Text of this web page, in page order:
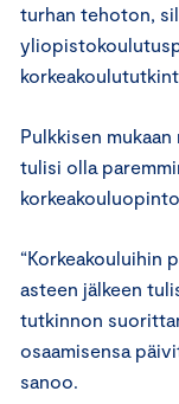
turhan tehoton,
Pulkkisen
tulisi olla
“Korkeakouluihin
asteen jälkeen
tutkinnon
osaamisensa
sanoo.